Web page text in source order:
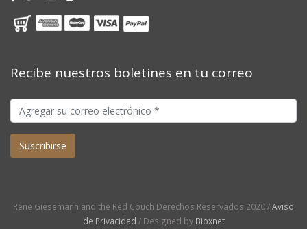
Recibe nuestros boletines en tu correo
Rene Giesemann and the Red Couch Derechos Reservados 2020 /Aviso
de Privacidad / Designed by Bioxnet